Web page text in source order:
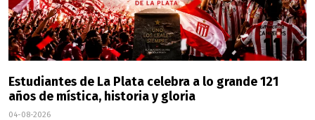
Estudiantes de La Plata celebra a lo grande 121
años de mística, historia y gloria
04-08-2026